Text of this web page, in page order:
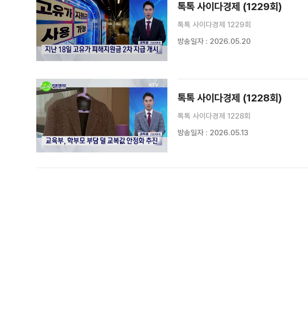
톡톡 사이다경제 (1229회)
톡톡 사이다경제 1229회
방송일자 : 2026.05.20
톡톡 사이다경제 (1228회)
톡톡 사이다경제 1228회
방송일자 : 2026.05.13